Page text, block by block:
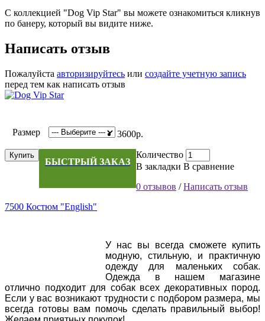
С коллекцией "Dog Vip Star" вы можете ознакомиться кликнув
по банеру, который вы видите ниже.
Написать отзыв
Пожалуйста авторизируйтесь или создайте учетную запись
перед тем как написать отзыв
Размер 3600р.
Количество
Купить
БЫСТРЫЙ ЗАКАЗ В закладки В сравнение
0 отзывов /Написать отзыв
7500 Костюм "English"
У нас вы всегда сможете купить
модную, стильную, и практичную
одежду для маленьких собак.
Одежда в нашем магазине
отлично подходит для собак всех декоративных пород.
Если у вас возникают трудности с подбором размера, мы
всегда готовы вам помочь сделать правильный выбор!